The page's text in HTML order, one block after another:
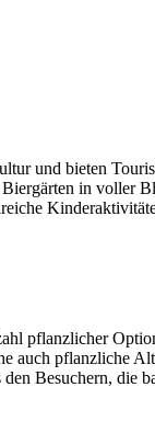
und bieten
in voller
pflanzlicher
pflanzliche
Besuchern, die